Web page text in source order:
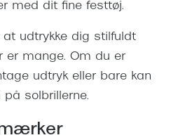
med dit fine festtøj.
at udtrykke dig stilfuldt
er mange. Om du er
udtryk eller bare kan
solbrillerne.